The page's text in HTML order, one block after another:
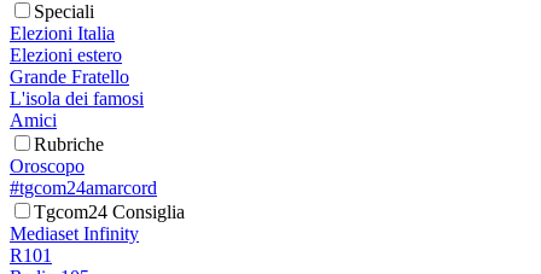
Speciali
Elezioni Italia
Elezioni estero
Grande Fratello
L'isola dei famosi
Amici
Rubriche
Oroscopo
#tgcom24amarcord
Tgcom24 Consiglia
Mediaset Infinity
R101